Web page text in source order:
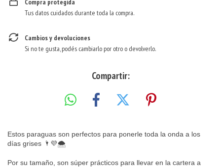
Compra protegida
Tus datos cuidados durante toda la compra.
Cambios y devoluciones
Si no te gusta, podés cambiarlo por otro o devolverlo.
Compartir:
Estos paraguas son perfectos para ponerle toda la onda a los
días grises 🌂💜🌨️
Por su tamaño, son súper prácticos para llevar en la cartera a